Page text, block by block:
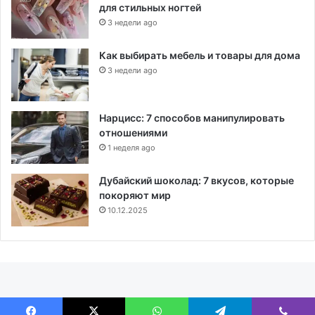
для стильных ногтей
3 недели ago
Как выбирать мебель и товары для дома
3 недели ago
Нарцисс: 7 способов манипулировать
отношениями
1 неделя ago
Дубайский шоколад: 7 вкусов, которые
покоряют мир
10.12.2025